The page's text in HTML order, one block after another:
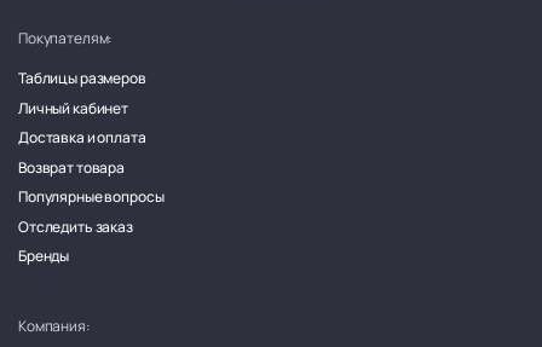
Покупателям:
Таблицы размеров
Личный кабинет
Доставка и оплата
Возврат товара
Популярные вопросы
Отследить заказ
Бренды
Компания: